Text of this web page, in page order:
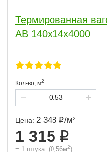
Термированная
АВ 140х14х4000
Кол-во, м2
Цена: 2 348 /м2
1 315
= 1 штука (0,56м2)